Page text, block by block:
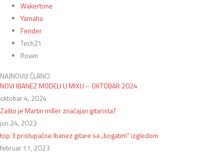
Wakertone
Yamaha
Fender
Tech21
Rowin
NAJNOVIJI ČLANCI
NOVI IBANEZ MODELI U MIXU – OKTOBAR 2024
oktobar 4, 2024
Zašto je Martin miller značajan gitarista?
jun 24, 2023
top 3 pristupačne Ibanez gitare sa „bogatim“ izgledom
februar 11, 2023